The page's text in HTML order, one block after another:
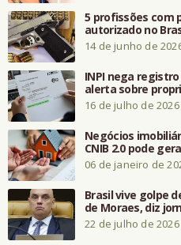
5 profissões com
autorizado no
14 de junho de
INPI nega
alerta sobre
16 de julho de 2026
Negócios
CNIB 2.0 pode
06 de janeiro de
Brasil vive golpe
de Moraes, diz
22 de julho de 2026